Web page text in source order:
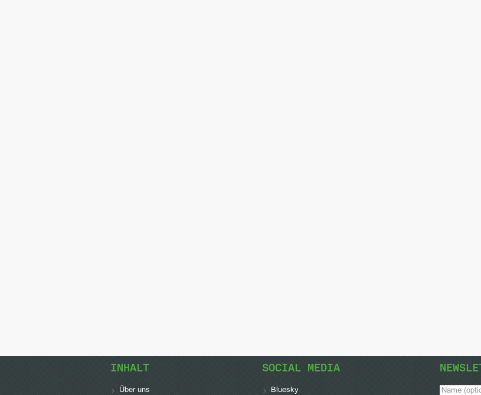
INHALT
Über uns
SOCIAL MEDIA
Bluesky